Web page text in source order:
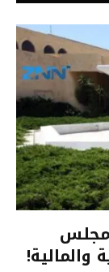
إلى مجلس
والمالية!